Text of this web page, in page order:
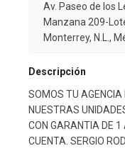
Av. Paseo de los Leones, Av. Paseo de Cumbres
Manzana 209-
Monterrey, N.L.,
Descripción
SOMOS TU AGENCIA FORD SEMINUEVOS CENTRO, TODAS
NUESTRAS
CON GARANTIA DE
CUENTA. SERGIO